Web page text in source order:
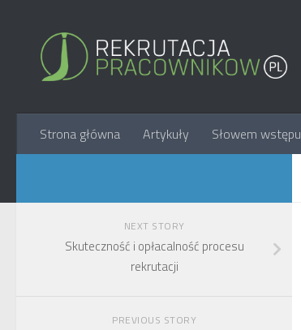
Strona główna Artykuły Słowem wstępu
NEXT STORY
Skuteczność i opłacalność procesu
rekrutacji
PREVIOUS STORY